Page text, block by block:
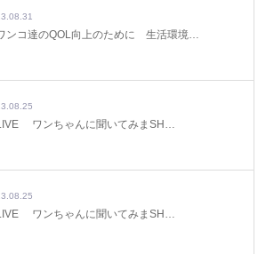
ワンコ達のQOL向上のために 生活環境…
LIVE ワンちゃんに聞いてみまSH…
LIVE ワンちゃんに聞いてみまSH…